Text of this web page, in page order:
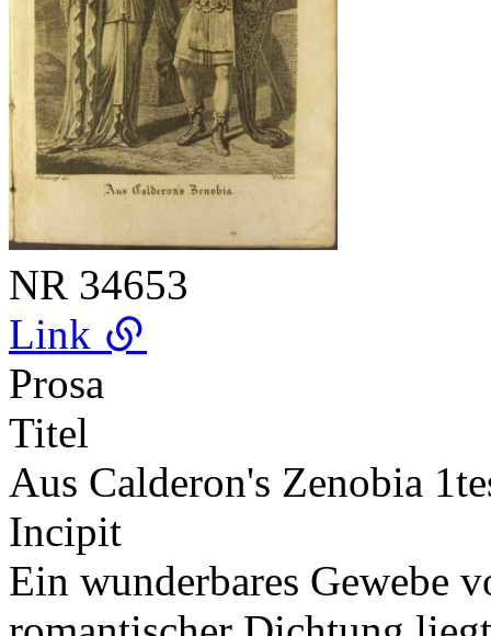
NR 34653
Link
Prosa
Titel
Aus Calderon's Zenobia
Incipit
Ein wunderbares Gewebe